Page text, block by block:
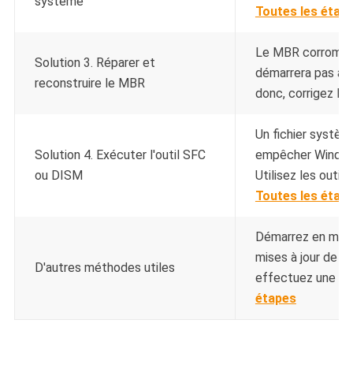
Toutes les
Solution 3. Réparer et
reconstruire le MBR
Le MBR
démarrera pas
donc, corrigez le
Solution 4. Exécuter l'outil SFC
ou DISM
Un fichier
empêcher
Utilisez les outils
Toutes les
D'autres méthodes utiles
Démarrez en
mises à jour de
effectuez une
étapes